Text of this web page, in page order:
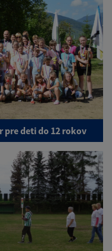
pre deti do 12 rokov